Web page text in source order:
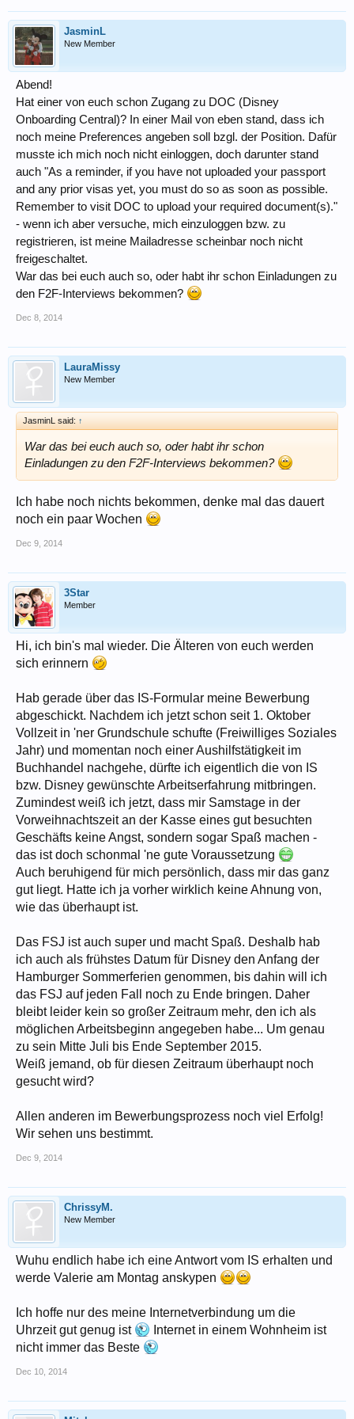
JasminL
New Member
Abend!
Hat einer von euch schon Zugang zu DOC (Disney
Onboarding Central)? In einer Mail von eben stand, dass ich
noch meine Preferences angeben soll bzgl. der Position. Dafür
musste ich mich noch nicht einloggen, doch darunter stand
auch "As a reminder, if you have not uploaded your passport
and any prior visas yet, you must do so as soon as possible.
Remember to visit DOC to upload your required document(s)."
- wenn ich aber versuche, mich einzuloggen bzw. zu
registrieren, ist meine Mailadresse scheinbar noch nicht
freigeschaltet.
War das bei euch auch so, oder habt ihr schon Einladungen zu
den F2F-Interviews bekommen?
Dec 8, 2014
LauraMissy
New Member
JasminL said: ↑
War das bei euch auch so, oder habt ihr schon
Einladungen zu den F2F-Interviews bekommen?
Ich habe noch nichts bekommen, denke mal das dauert
noch ein paar Wochen
Dec 9, 2014
3Star
Member
Hi, ich bin's mal wieder. Die Älteren von euch werden
sich erinnern
Hab gerade über das IS-Formular meine Bewerbung
abgeschickt. Nachdem ich jetzt schon seit 1. Oktober
Vollzeit in 'ner Grundschule schufte (Freiwilliges Soziales
Jahr) und momentan noch einer Aushilfstätigkeit im
Buchhandel nachgehe, dürfte ich eigentlich die von IS
bzw. Disney gewünschte Arbeitserfahrung mitbringen.
Zumindest weiß ich jetzt, dass mir Samstage in der
Vorweihnachtszeit an der Kasse eines gut besuchten
Geschäfts keine Angst, sondern sogar Spaß machen -
das ist doch schonmal 'ne gute Voraussetzung
Auch beruhigend für mich persönlich, dass mir das ganz
gut liegt. Hatte ich ja vorher wirklich keine Ahnung von,
wie das überhaupt ist.
Das FSJ ist auch super und macht Spaß. Deshalb hab
ich auch als frühstes Datum für Disney den Anfang der
Hamburger Sommerferien genommen, bis dahin will ich
das FSJ auf jeden Fall noch zu Ende bringen. Daher
bleibt leider kein so großer Zeitraum mehr, den ich als
möglichen Arbeitsbeginn angegeben habe... Um genau
zu sein Mitte Juli bis Ende September 2015.
Weiß jemand, ob für diesen Zeitraum überhaupt noch
gesucht wird?
Allen anderen im Bewerbungsprozess noch viel Erfolg!
Wir sehen uns bestimmt.
Dec 9, 2014
ChrissyM.
New Member
Wuhu endlich habe ich eine Antwort vom IS erhalten und
werde Valerie am Montag anskypen
Ich hoffe nur des meine Internetverbindung um die
Uhrzeit gut genug ist
Internet in einem Wohnheim ist
nicht immer das Beste
Dec 10, 2014